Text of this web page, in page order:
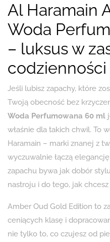
Al Haramain
Woda
– luksus w
codzienności
Jeśli lubisz zapachy, które
Twoją obecność bez
Woda Perfumowana 60 ml
właśnie dla takich chwil. To
Haramain – marki znanej z
wyczuwalnie łączą
zapachu bywa jak dobór
nastroju i do tego, jak
Amber Oud Gold Edition to
ceniących klasę i
nie tylko to, co czujesz od